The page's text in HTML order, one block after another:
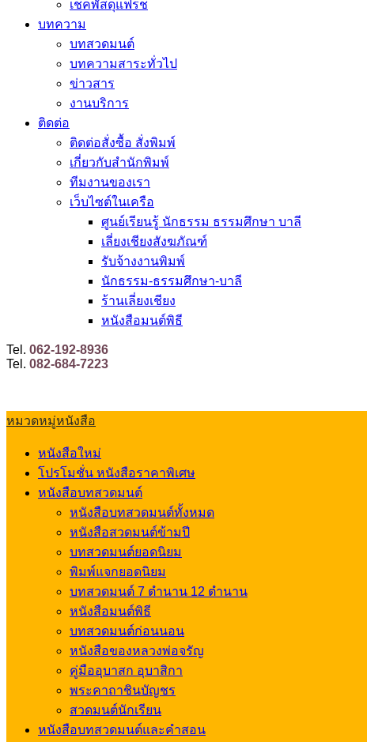
เช็คพัสดุแฟรช
บทความ
บทสวดมนต์
บทความสาระทั่วไป
ข่าวสาร
งานบริการ
ติดต่อ
ติดต่อสั่งซื้อ สั่งพิมพ์
เกี่ยวกับสำนักพิมพ์
ทีมงานของเรา
เว็บไซต์ในเครือ
ศูนย์เรียนรู้ นักธรรม ธรรมศึกษา บาลี
เลี่ยงเชียงสังฆภัณฑ์
รับจ้างงานพิมพ์
นักธรรม-ธรรมศึกษา-บาลี
ร้านเลี่ยงเชียง
หนังสือมนต์พิธี
Tel. 062-192-8936
Tel. 082-684-7223
หมวดหมู่หนังสือ
หนังสือใหม่
โปรโมชั่น หนังสือราคาพิเศษ
หนังสือบทสวดมนต์
หนังสือบทสวดมนต์ทั้งหมด
หนังสือสวดมนต์ข้ามปี
บทสวดมนต์ยอดนิยม
พิมพ์แจกยอดนิยม
บทสวดมนต์ 7 ตำนาน 12 ตำนาน
หนังสือมนต์พิธี
บทสวดมนต์ก่อนนอน
หนังสือของหลวงพ่อจรัญ
คู่มืออุบาสก อุบาสิกา
พระคาถาชินบัญชร
สวดมนต์นักเรียน
หนังสือบทสวดมนต์และคำสอน